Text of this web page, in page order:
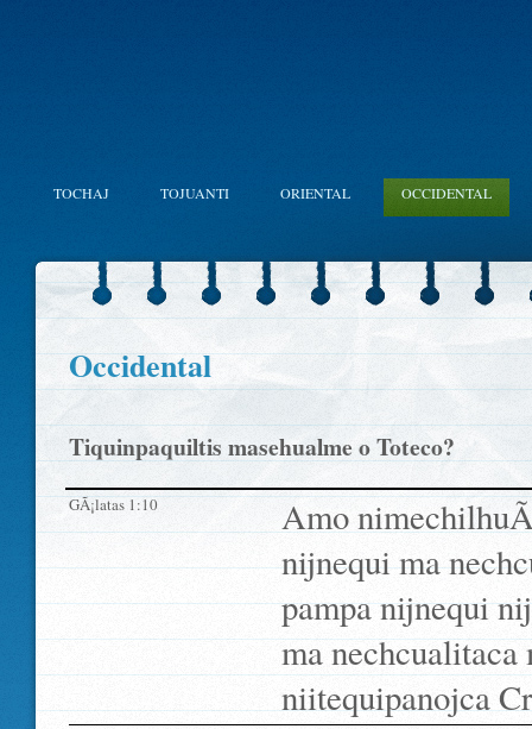
TOCHAJ TOJUANTI ORIENTAL OCCIDENTAL
Occidental
Tiquinpaquiltis masehualme o Toteco?
GÃ¡latas 1:10
Amo
nijnequi ma
pampa nijnequi
ma nechcualitaca
niitequipanojca